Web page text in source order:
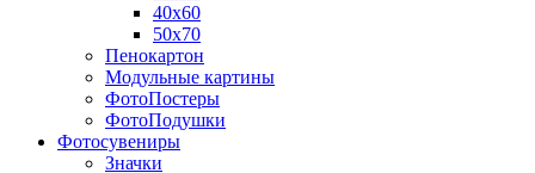
40х60
50х70
Пенокартон
Модульные картины
ФотоПостеры
ФотоПодушки
Фотоcувениры
Значки